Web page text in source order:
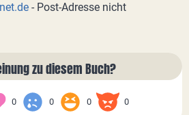
- Post-Adresse nicht
zu diesem Buch?
0 0 0 0